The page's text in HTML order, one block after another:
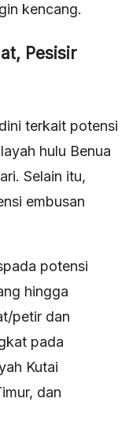
kencang.
Pesisir
terkait potensi
hulu Benua
Selain itu,
embusan
potensi
hingga
petir dan
pada
Kutai
dan